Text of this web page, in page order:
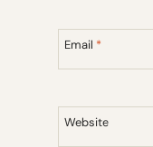
Email *
Website